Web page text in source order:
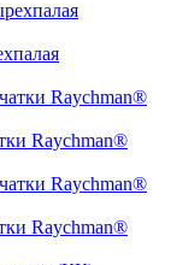
Raychman®
Raychman®